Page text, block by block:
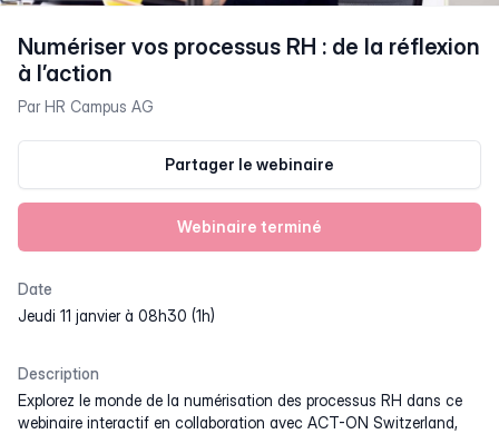
Numériser vos processus RH : de la réflexion
à l’action
ParHR Campus AG
Partager le webinaire
Webinaire terminé
Date
jeudi 11 janvier à 08h30 (1h)
Description
Explorez le monde de la numérisation des processus RH dans ce
webinaire interactif en collaboration avec ACT-ON Switzerland,